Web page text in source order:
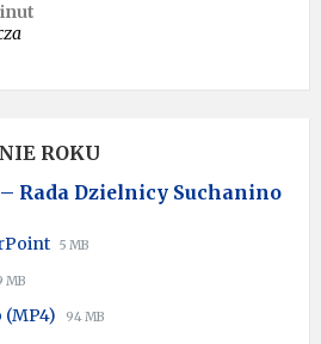
ROKU
Rada Dzielnicy Suchanino
File
File
5 MB
MB
(MP4) File
File
94 MB